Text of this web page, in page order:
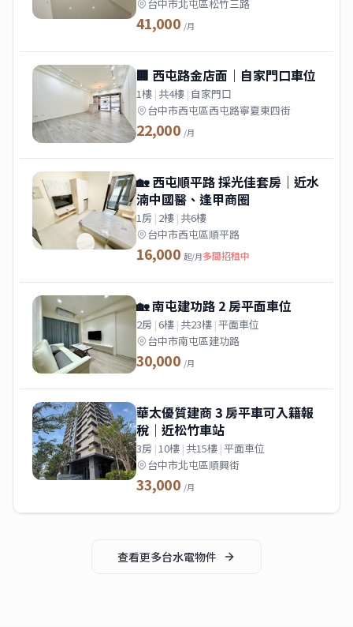
台中市北屯區松竹三路
41,000 /月
🏢 西屯路金店面｜自家門口車位
1樓 | 共4樓 | 自家門口
台中市西屯區西屯路寧夏東四街
22,000 /月
🏡 西屯順平路 採光佳套房｜近水
湳中國醫、逢甲商圈
1房 | 2樓 | 共6樓
台中市西屯區順平路
16,000 起/月多間招租中
🏡 南屯建功路 2 房平面車位
2房 |6樓 | 共23樓 |平面車位
台中市南屯區建功路
30,000 /月
華太優質建商 3 房平車可入籍報
稅｜近松竹車站
3房 |10樓 | 共15樓 |平面車位
台中市北屯區順興街
33,000 /月
查看更多台水電物件